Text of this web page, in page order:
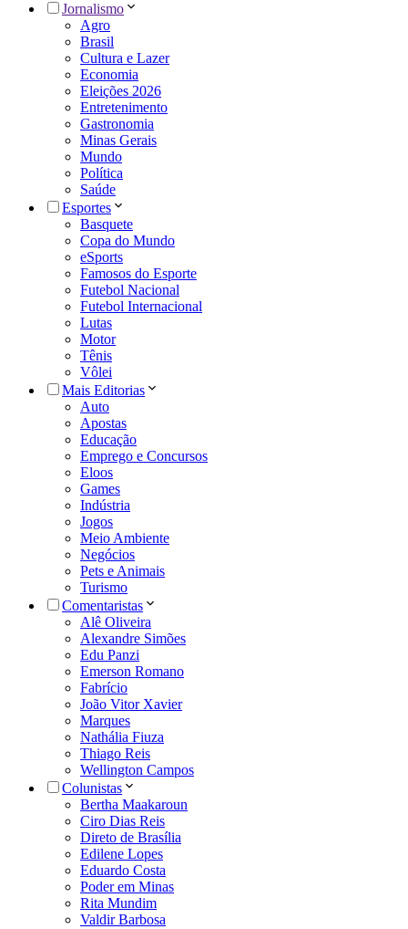
Jornalismo
Agro
Brasil
Cultura e Lazer
Economia
Eleições 2026
Entretenimento
Gastronomia
Minas Gerais
Mundo
Política
Saúde
Esportes
Basquete
Copa do Mundo
eSports
Famosos do Esporte
Futebol Nacional
Futebol Internacional
Lutas
Motor
Tênis
Vôlei
Mais Editorias
Auto
Apostas
Educação
Emprego e Concursos
Eloos
Games
Indústria
Jogos
Meio Ambiente
Negócios
Pets e Animais
Turismo
Comentaristas
Alê Oliveira
Alexandre Simões
Edu Panzi
Emerson Romano
Fabrício
João Vitor Xavier
Marques
Nathália Fiuza
Thiago Reis
Wellington Campos
Colunistas
Bertha Maakaroun
Ciro Dias Reis
Direto de Brasília
Edilene Lopes
Eduardo Costa
Poder em Minas
Rita Mundim
Valdir Barbosa